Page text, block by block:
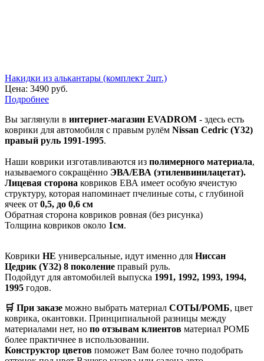
Накидки из алькантары (комплект 2шт.)
Цена: 3490 руб.
Подробнее
Вы заглянули в интернет-магазин EVADROM - здесь есть
коврики для автомобиля с правым рулём Nissan Cedric (Y32)
правый руль 1991-1995.
Наши коврики изготавливаются из полимерного материала,
называемого сокращённо ЭВА/ЕВА (этиленвинилацетат).
Лицевая сторона ковриков ЕВА имеет особую ячеистую
структуру, которая напоминает пчелиные соты, с глубиной
ячеек от 0,5, до 0,6 см
Обратная сторона ковриков ровная (без рисунка)
Толщина ковриков около 1см.
Коврики НЕ универсальные, идут именно для Ниссан
Цедрик (Y32) 8 поколение правый руль.
Подойдут для автомобилей выпуска 1991, 1992, 1993, 1994,
1995 годов.
🛒 При заказе можно выбрать материал СОТЫ/РОМБ, цвет
коврика, окантовки. Принципиальной разницы между
материалами нет, но по отзывам клиентов материал РОМБ
более практичнее в использовании.
Конструктор цветов поможет Вам более точно подобрать